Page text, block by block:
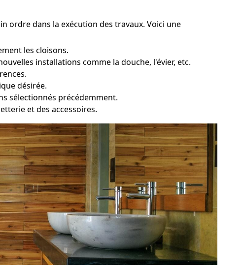
ordre dans la exécution des travaux. Voici une
les cloisons.
installations comme la douche, l'évier, etc.
désirée.
sélectionnés précédemment.
et des accessoires.